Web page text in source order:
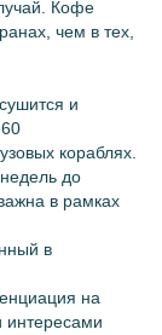
Кофе
чем в тех,
и
кораблях.
до
в рамках
в
на